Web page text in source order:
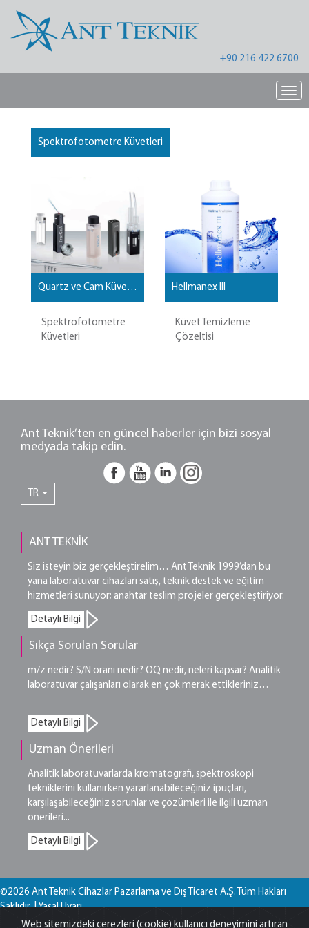
+90 216 422 6700
Spektrofotometre Küvetleri
Quartz ve Cam Küvetler
Spektrofotometre
Küvetleri
Hellmanex III
Küvet Temizleme
Çözeltisi
Ant Teknik’ten en güncel haberler için bizi sosyal
medyada takip edin.
TR
ANT TEKNİK
Siz isteyin biz gerçekleştirelim… Ant Teknik 1999’dan bu
yana laboratuvar cihazları satış, teknik destek ve eğitim
hizmetleri sunuyor; anahtar teslim projeler gerçekleştiriyor.
Detaylı Bilgi
Sıkça Sorulan Sorular
m/z nedir? S/N oranı nedir? OQ nedir, neleri kapsar? Analitik
laboratuvar çalışanları olarak en çok merak ettikleriniz…
Detaylı Bilgi
Uzman Önerileri
Analitik laboratuvarlarda kromatografi, spektroskopi
tekniklerini kullanırken yararlanabileceğiniz ipuçları,
karşılaşabileceğiniz sorunlar ve çözümleri ile ilgili uzman
önerileri...
Detaylı Bilgi
©2026 Ant Teknik Cihazlar Pazarlama ve Dış Ticaret A.Ş. Tüm Hakları
Saklıdır. |Yasal Uyarı
Web sitemizdeki çerezleri (cookie) kullanıcı deneyimini artıran